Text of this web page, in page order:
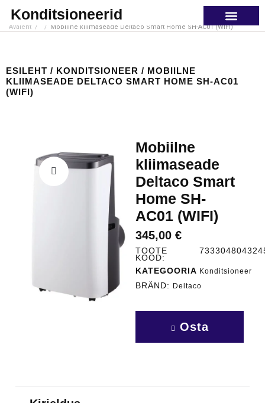
Konditsioneerid
Avaleht / / Mobiilne kliimaseade Deltaco Smart Home SH-AC01 (WIFI)
ESILEHT / KONDITSIONEER / MOBIILNE
KLIIMASEADE DELTACO SMART HOME SH-AC01
(WIFI)
Mobiilne
kliimaseade
Deltaco Smart
Home SH-
AC01 (WIFI)
345,00€
TOOTE
KOOD:
KATEGOORIA Konditsioneer
BRÄND: Deltaco
Osta